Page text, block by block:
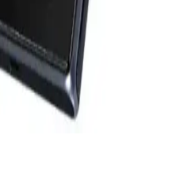
Dayanıklı ve
performans ve yenilikçilik
cevap verir. ThinkPhone ve
özel özelliklerle öne